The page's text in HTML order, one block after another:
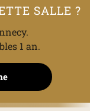
SALLE ?
1 an.